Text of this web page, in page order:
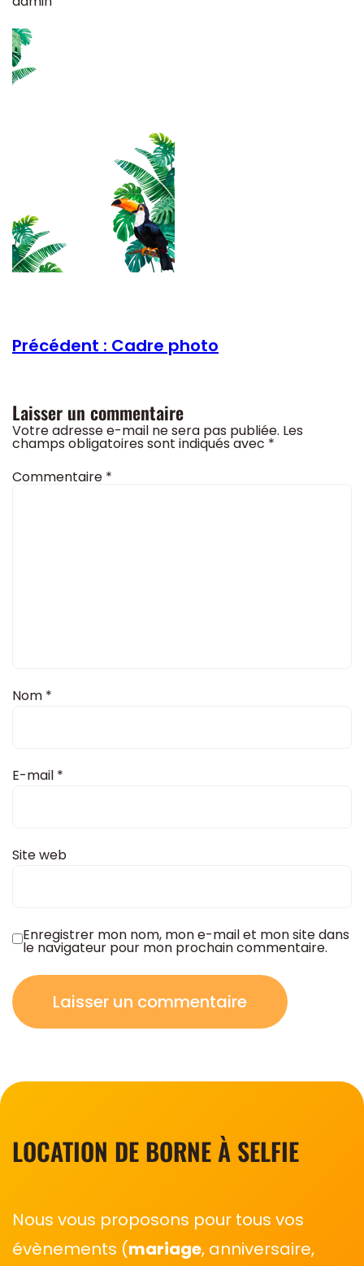
Précédent : Cadre photo
Laisser un commentaire
Votre adresse e-mail ne sera pas publiée. Les
champs obligatoires sont indiqués avec *
Commentaire *
Nom *
E-mail *
Site web
Enregistrer mon nom, mon e-mail et mon site dans
le navigateur pour mon prochain commentaire.
LOCATION DE BORNE À SELFIE
Nous vous proposons pour tous vos
évènements (mariage, anniversaire,